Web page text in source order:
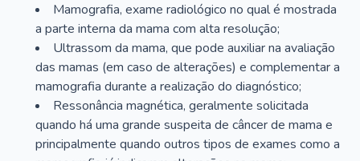
Mamografia, exame radiológico no qual é mostrada
a parte interna da mama com alta resolução;
Ultrassom da mama, que pode auxiliar na avaliação
das mamas (em caso de alterações) e complementar a
mamografia durante a realização do diagnóstico;
Ressonância magnética, geralmente solicitada
quando há uma grande suspeita de câncer de mama e
principalmente quando outros tipos de exames como a